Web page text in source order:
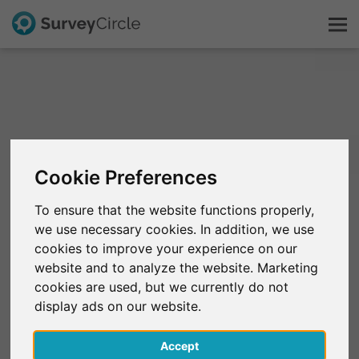
Cookie Preferences
To ensure that the website functions properly,
we use necessary cookies. In addition, we use
cookies to improve your experience on our
website and to analyze the website. Marketing
cookies are used, but we currently do not
display ads on our website.
Accept
Explorar la investigación
FAQ
Regístrate gratis
Iniciar sesión
English